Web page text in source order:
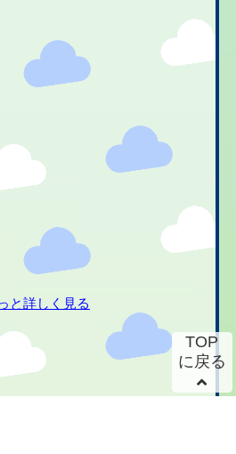
と詳しく見る
TOP
に戻る